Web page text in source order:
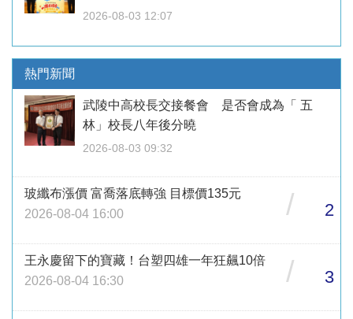
2026-08-03 12:07
熱門新聞
武陵中高校長交接餐會 是否會成為「 五
林」校長八年後分曉
2026-08-03 09:32
玻纖布漲價 富喬落底轉強 目標價135元
2026-08-04 16:00
/ 2
王永慶留下的寶藏！台塑四雄一年狂飆10倍
2026-08-04 16:30
/ 3